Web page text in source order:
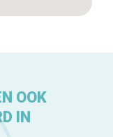
OOK
IN